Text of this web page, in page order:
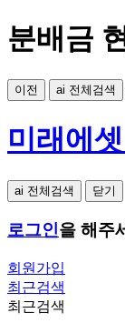
분배금
이전 ai 전체검색
미래에
ai 전체검색 닫기
로그인을 해주
회원가입
최근검색
최근검색